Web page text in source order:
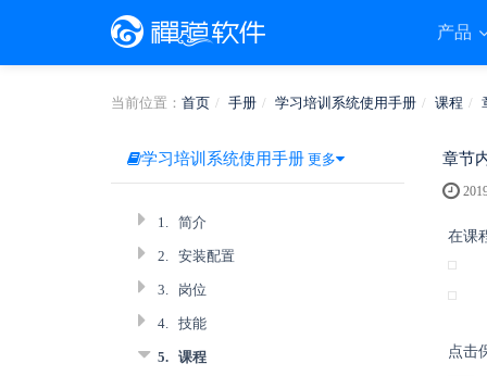
产品
当前位置： 首页 手册 学习培训系统使用手册 课程
学习培训系统使用手册 更多
1. 简介
2. 安装配置
3. 岗位
4. 技能
5. 课程
章节
在课
点击